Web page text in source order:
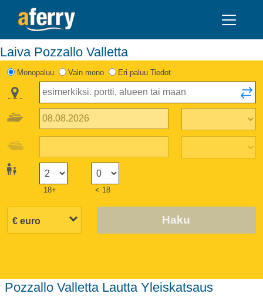
Laiva Pozzallo Valletta
Menopaluu Vain meno Eri paluu Tiedot
18+ < 18
Haku
Pozzallo Valletta Lautta Yleiskatsaus